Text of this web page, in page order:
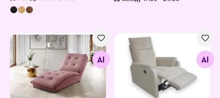
Козетка
Найдите похожие
Кресло-реклайнер
Найдите похожие